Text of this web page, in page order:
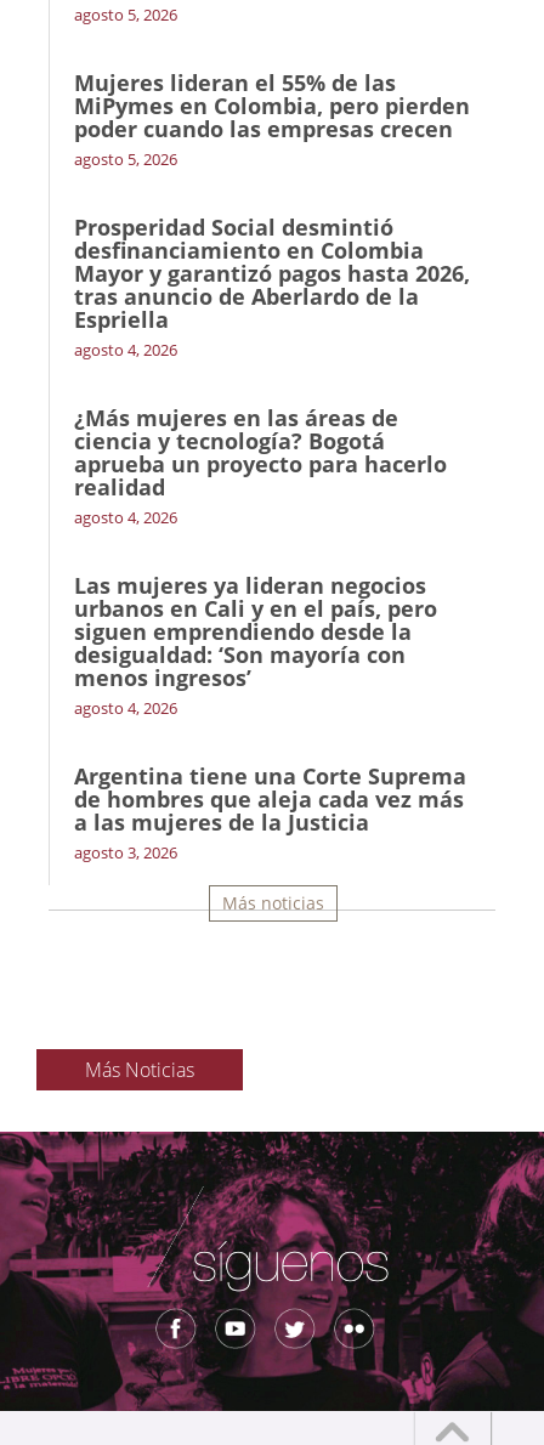
agosto 5, 2026
Mujeres lideran el 55% de las
MiPymes en Colombia, pero pierden
poder cuando las empresas crecen
agosto 5, 2026
Prosperidad Social desmintió
desfinanciamiento en Colombia
Mayor y garantizó pagos hasta 2026,
tras anuncio de Aberlardo de la
Espriella
agosto 4, 2026
¿Más mujeres en las áreas de
ciencia y tecnología? Bogotá
aprueba un proyecto para hacerlo
realidad
agosto 4, 2026
Las mujeres ya lideran negocios
urbanos en Cali y en el país, pero
siguen emprendiendo desde la
desigualdad: ‘Son mayoría con
menos ingresos’
agosto 4, 2026
Argentina tiene una Corte Suprema
de hombres que aleja cada vez más
a las mujeres de la Justicia
agosto 3, 2026
Más noticias
Más Noticias